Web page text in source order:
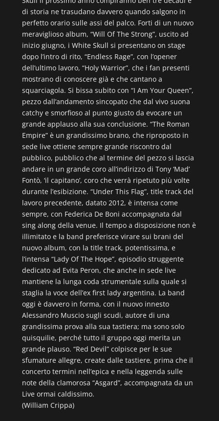
di storia ne trasudano davvero quando salgono in
perfetto orario sulle assi del palco. Forti di un nuovo
meraviglioso album, “Will Of The Strong”, uscito ad
inizio giugno, i White Skull si presentano on stage
dopo l’intro di rito, “Endless Rage”, con l’opener
dell’ultimo lavoro, “Holy Warrior”, che i fan presenti
mostrano di conoscere già e che cantano a
squarciagola. Si bissa subito con “I Am Your Queen”,
pezzo dall’andamento sincopato che dal vivo suona
catchy e smorfioso al punto giusto da evocare un
grande applauso alla sua conclusione. “The Roman
Empire” è un grandissimo brano, che riproposto in
sede live ottiene sempre grande riscontro dal
pubblico, pubblico che al termine del pezzo si lascia
andare in un grande coro all’indirizzo di Tony ‘Mad’
Fontò, ‘il capitano’, coro che verrà ripetuto più volte
durante l’esibizione. “Under This Flag”, title track del
lavoro precedente, datato 2012, è intensa come
sempre, con Federica De Boni accompagnata dal
sing along della venue. Il tempo a disposizione non è
illimitato e la band preferisce virare sui brani del
nuovo album, con la title track, potentissima, e
l’intensa “Lady Of The Hope”, episodio struggente
dedicato ad Evita Peron, che anche in sede live
mantiene la lunga coda strumentale sulla quale si
staglia la voce dell’ex first lady argentina. La band
oggi è davvero in forma, con il nuovo innesto
Alessandro Muscio sugli scudi, autore di una
grandissima prova alla sua tastiera; ma sono solo
quisquilie, perché tutto il gruppo oggi merita un
grande plauso. “Red Devil” colpisce per le sue
sfumature allegre, create dalle tastiere, prima che il
concerto termini nell’epica e nella leggenda sulle
note della clamorosa “Asgard”, accompagnata da un
Live ormai caldissimo.
(William Crippa)